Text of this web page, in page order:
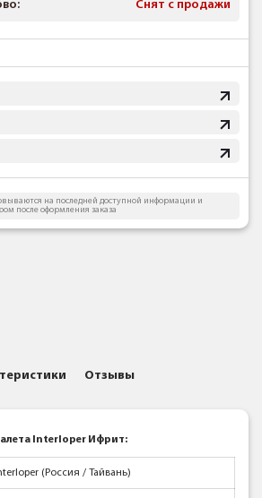
Снят с продажи
на последней доступной информации и
после оформления заказа
Отзывы
Interloper Ифрит:
(Россия / Тайвань)